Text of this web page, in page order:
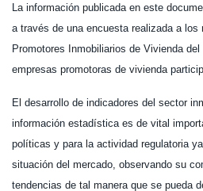
La información publicada en este
a través de una encuesta realizada a
Promotores Inmobiliarios de Vivienda
empresas promotoras de vivienda
El desarrollo de indicadores del sector
información estadística es de vital
políticas y para la actividad regulatoria
situación del mercado, observando su
tendencias de tal manera que se pueda